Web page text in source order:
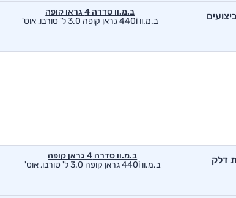
ב.מ.וו סדרה 4 גראן קופה
ב.מ.וו 440i גראן קופה 3.0 ל' טורבו, אוט'
דלק
ב.מ.וו סדרה 4 גראן קופה
ב.מ.וו 440i גראן קופה 3.0 ל' טורבו, אוט'